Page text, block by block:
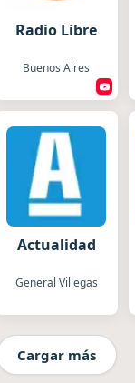
Radio Libre
Buenos Aires
Actualidad
General Villegas
Cargar más